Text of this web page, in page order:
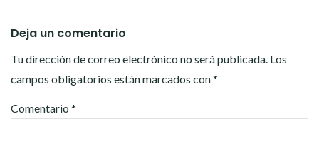
Deja un comentario
Tu dirección de correo electrónico no será publicada. Los
campos obligatorios están marcados con*
Comentario *